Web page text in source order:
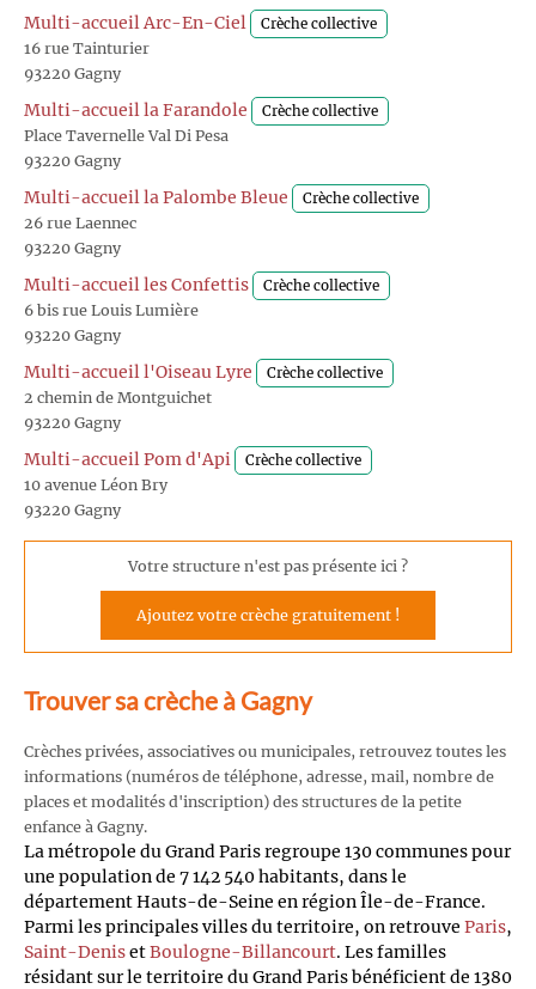
Multi-accueil Arc-En-Ciel Crèche collective
16 rue Tainturier
93220 Gagny
Multi-accueil la Farandole Crèche collective
Place Tavernelle Val Di Pesa
93220 Gagny
Multi-accueil la Palombe Bleue Crèche collective
26 rue Laennec
93220 Gagny
Multi-accueil les Confettis Crèche collective
6 bis rue Louis Lumière
93220 Gagny
Multi-accueil l'Oiseau Lyre Crèche collective
2 chemin de Montguichet
93220 Gagny
Multi-accueil Pom d'Api Crèche collective
10 avenue Léon Bry
93220 Gagny
Votre structure n'est pas présente ici ?
Ajoutez votre crèche gratuitement !
Trouver sa crèche à Gagny
Crèches privées, associatives ou municipales, retrouvez toutes les
informations (numéros de téléphone, adresse, mail, nombre de
places et modalités d'inscription) des structures de la petite
enfance à Gagny.
La métropole du Grand Paris regroupe 130 communes pour
une population de 7 142 540 habitants, dans le
département Hauts-de-Seine en région Île-de-France.
Parmi les principales villes du territoire, on retrouve Paris,
Saint-DenisetBoulogne-Billancourt. Les familles
résidant sur le territoire du Grand Paris bénéficient de 1380